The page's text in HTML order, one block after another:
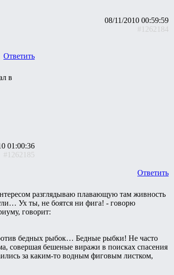
08/11/2010 00:59:59
#1262184
Ответить
в
01:00:36
#1262185
Ответить
разглядываю плавающую там живность
Ух ты, не боятся ни фига! - говорю
говорит:
бедных рыбок… Бедные рыбки! Не часто
совершая бешеные виражи в поисках спасения
за каким-то водным фиговым листком,